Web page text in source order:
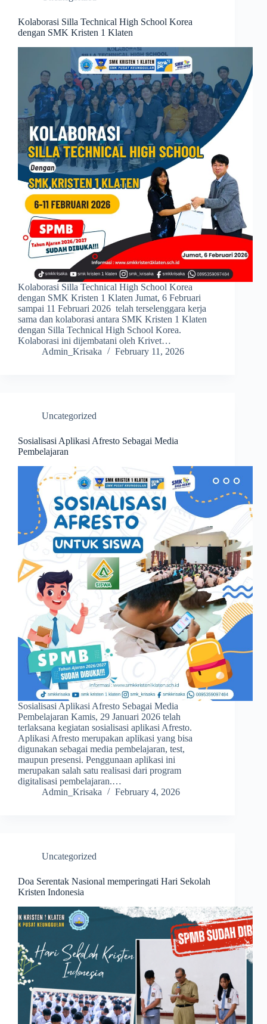
Kolaborasi Silla Technical High School Korea
dengan SMK Kristen 1 Klaten
Kolaborasi Silla Technical High School Korea
dengan SMK Kristen 1 Klaten Jumat, 6 Februari
sampai 11 Februari 2026 telah terselenggara kerja
sama dan kolaborasi antara SMK Kristen 1 Klaten
dengan Silla Technical High School Korea.
Kolaborasi ini dijembatani oleh Krivet…
Admin_Krisaka
February 11, 2026
Uncategorized
Sosialisasi Aplikasi Afresto Sebagai Media
Pembelajaran
Sosialisasi Aplikasi Afresto Sebagai Media
Pembelajaran Kamis, 29 Januari 2026 telah
terlaksana kegiatan sosialisasi aplikasi Afresto.
Aplikasi Afresto merupakan aplikasi yang bisa
digunakan sebagai media pembelajaran, test,
maupun presensi. Penggunaan aplikasi ini
merupakan salah satu realisasi dari program
digitalisasi pembelajaran.…
Admin_Krisaka
February 4, 2026
Uncategorized
Doa Serentak Nasional memperingati Hari Sekolah
Kristen Indonesia